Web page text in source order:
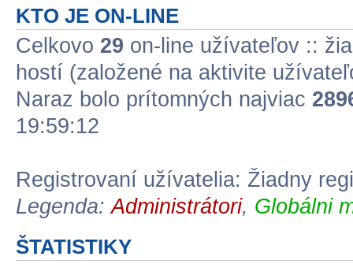
KTO JE ON-LINE
Celkovo 29 on-line užívateľov ::
hostí (založené na aktivite
Naraz bolo prítomných najviac
19:59:12
Registrovaní užívatelia: Žiadny
Legenda:Administrátori, Globálni
ŠTATISTIKY